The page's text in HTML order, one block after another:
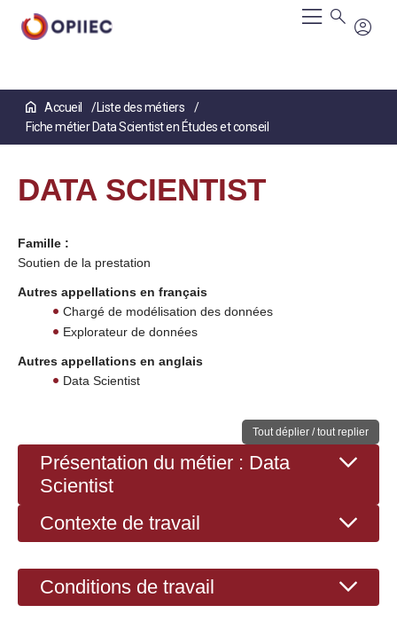
contenu
principal
Accueil
Liste des métiers
Fiche métier Data Scientist en Études et conseil
DATA SCIENTIST
Famille :
Soutien de la prestation
Autres appellations en français
Chargé de modélisation des données
Explorateur de données
Autres appellations en anglais
Data Scientist
Tout déplier / tout replier
Présentation du métier : Data
Scientist
Contexte de travail
Conditions de travail